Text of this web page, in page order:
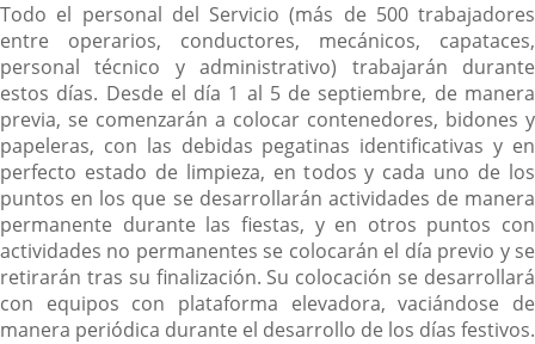
Todo el personal del Servicio (más de 500 trabajadores
entre operarios, conductores, mecánicos, capataces,
personal técnico y administrativo) trabajarán durante
estos días. Desde el día 1 al 5 de septiembre, de manera
previa, se comenzarán a colocar contenedores, bidones y
papeleras, con las debidas pegatinas identificativas y en
perfecto estado de limpieza, en todos y cada uno de los
puntos en los que se desarrollarán actividades de manera
permanente durante las fiestas, y en otros puntos con
actividades no permanentes se colocarán el día previo y se
retirarán tras su finalización. Su colocación se desarrollará
con equipos con plataforma elevadora, vaciándose de
manera periódica durante el desarrollo de los días festivos.